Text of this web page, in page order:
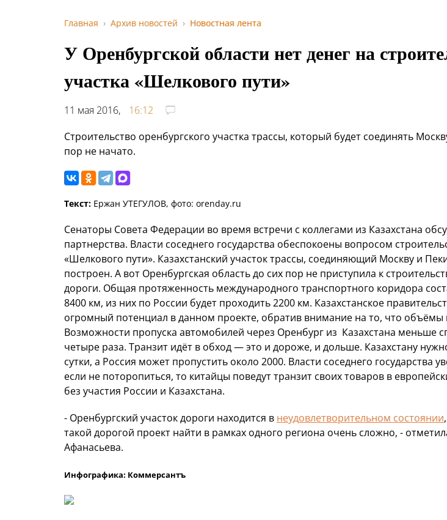
Главная Архив новостей Новостная лента
У Оренбургской области нет денег на
участка «Шелкового пути»
11 мая 2016,
16:12
Строительство оренбургского участка трассы, который будет соединять
пор не начато.
Текст: Ержан УТЕГУЛОВ, фото: orenday.ru
Сенаторы Совета Федерации во время встречи с коллегами из Казахстана
партнерства. Власти соседнего государства обеспокоены вопросом
«Шелкового пути». Казахстанский участок трассы, соединяющий Москву и
построен. А вот Оренбургская область до сих пор не приступила к
дороги. Общая протяженность международного транспортного коридора
8400 км, из них по России будет проходить 2200 км. Казахстанское
огромный потенциал в данном проекте, обратив внимание на то, что объёмы
Возможности пропуска автомобилей через Оренбург из Казахстана меньше
четыре раза. Транзит идёт в обход — это и дороже, и дольше. Казахстану
сутки, а Россия может пропустить около 2000. Власти соседнего государства
если не поторопиться, то китайцы поведут транзит своих товаров в
без участия России и Казахстана.
- Оренбургский участок дороги находится в неудовлетворительном состоянии
такой дорогой проект найти в рамках одного региона очень сложно, -
Афанасьева.
Инфографика: Коммерсантъ